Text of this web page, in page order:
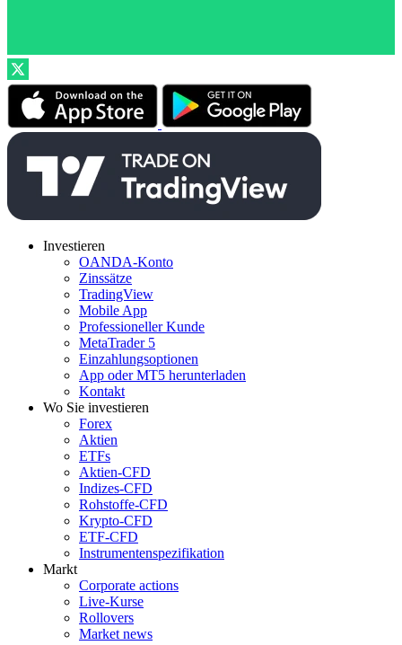
Investieren
OANDA-Konto
Zinssätze
TradingView
Mobile App
Professioneller Kunde
MetaTrader 5
Einzahlungsoptionen
App oder MT5 herunterladen
Kontakt
Wo Sie investieren
Forex
Aktien
ETFs
Aktien-CFD
Indizes-CFD
Rohstoffe-CFD
Krypto-CFD
ETF-CFD
Instrumentenspezifikation
Markt
Corporate actions
Live-Kurse
Rollovers
Market news